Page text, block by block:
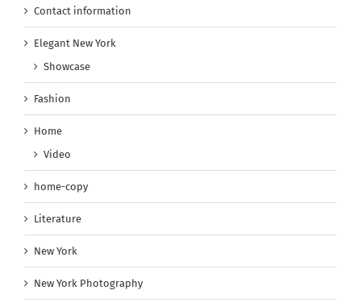
Contact information
Elegant New York
Showcase
Fashion
Home
Video
home-copy
Literature
New York
New York Photography